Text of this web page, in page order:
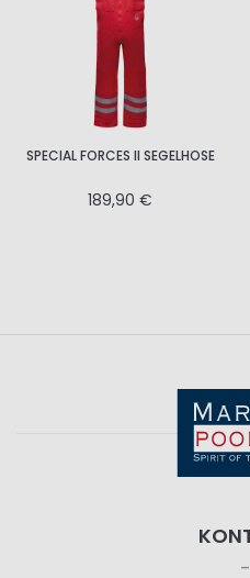
SPECIAL FORCES II SEGELHOSE
189,90 €